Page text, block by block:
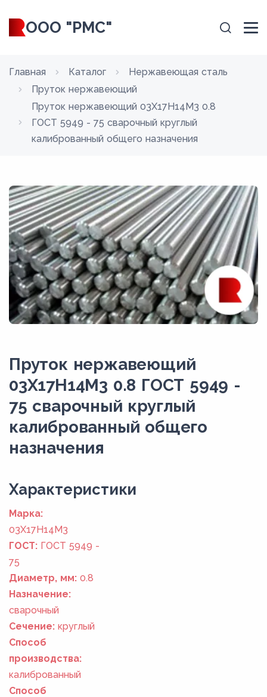
ООО "РМС"
Главная Каталог
Нержавеющая сталь
Пруток нержавеющий
Пруток нержавеющий 03Х17Н14М3 0.8
ГОСТ 5949 - 75 сварочный круглый
калиброванный общего назначения
Пруток нержавеющий
03Х17Н14М3 0.8 ГОСТ 5949 -
75 сварочный круглый
калиброванный общего
назначения
Xарактеристики
Марка:
03Х17Н14М3
ГОСТ: ГОСТ 5949 -
75
Диаметр, мм: 0.8
Назначение:
сварочный
Сечение: круглый
Способ
производства:
калиброванный
Способ